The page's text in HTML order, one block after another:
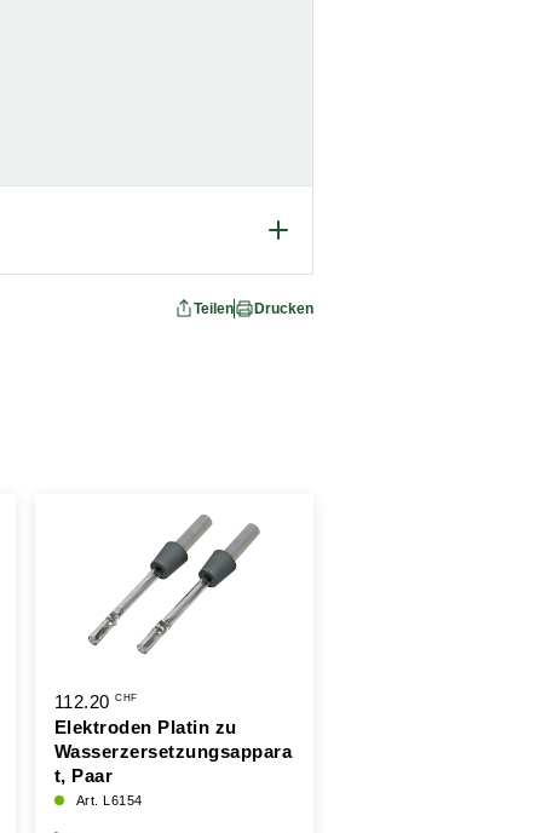
Teilen Drucken
112.20CHF
Elektroden Platin zu
Wasserzersetzungsappara
t, Paar
Art. L6154